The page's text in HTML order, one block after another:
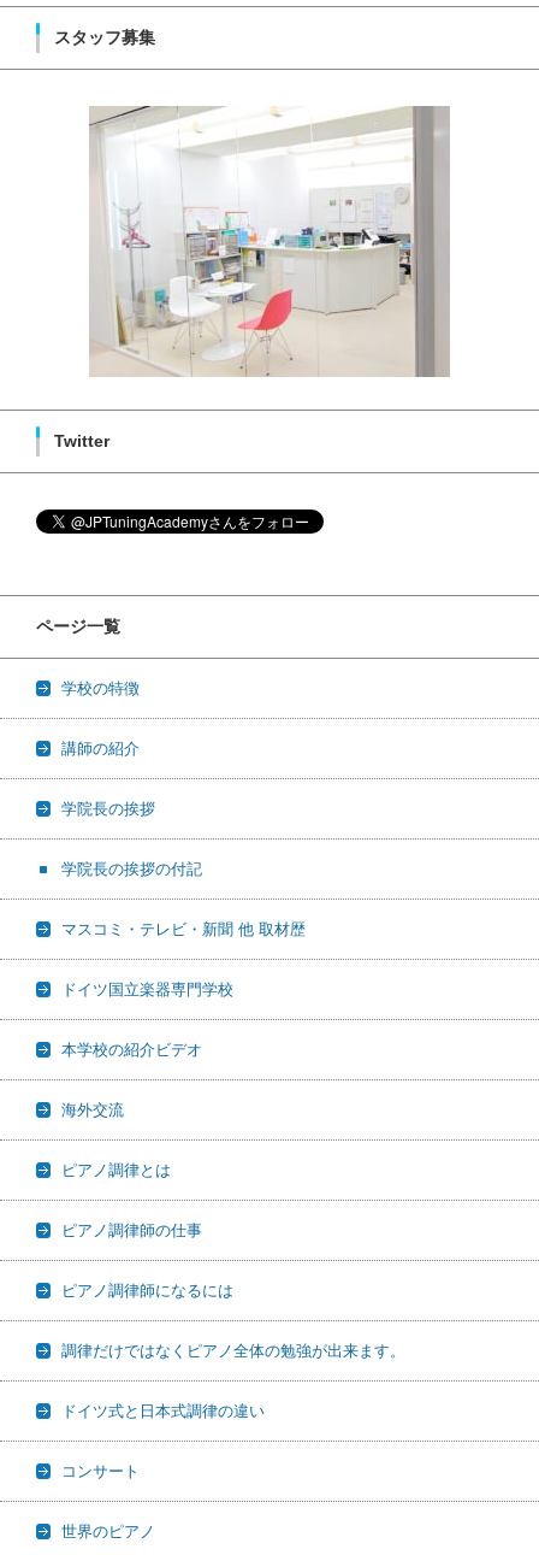
スタッフ募集
Twitter
ページ一覧
学校の特徴
講師の紹介
学院長の挨拶
学院長の挨拶の付記
マスコミ・テレビ・新聞 他 取材歴
ドイツ国立楽器専門学校
本学校の紹介ビデオ
海外交流
ピアノ調律とは
ピアノ調律師の仕事
ピアノ調律師になるには
調律だけではなくピアノ全体の勉強が出来ます。
ドイツ式と日本式調律の違い
コンサート
世界のピアノ